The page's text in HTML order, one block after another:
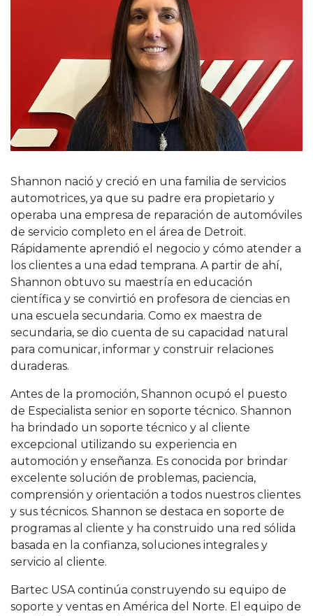
Shannon nació y creció en una familia de servicios
automotrices, ya que su padre era propietario y
operaba una empresa de reparación de automóviles
de servicio completo en el área de Detroit.
Rápidamente aprendió el negocio y cómo atender a
los clientes a una edad temprana. A partir de ahí,
Shannon obtuvo su maestría en educación
científica y se convirtió en profesora de ciencias en
una escuela secundaria. Como ex maestra de
secundaria, se dio cuenta de su capacidad natural
para comunicar, informar y construir relaciones
duraderas.
Antes de la promoción, Shannon ocupó el puesto
de Especialista senior en soporte técnico. Shannon
ha brindado un soporte técnico y al cliente
excepcional utilizando su experiencia en
automoción y enseñanza. Es conocida por brindar
excelente solución de problemas, paciencia,
comprensión y orientación a todos nuestros clientes
y sus técnicos. Shannon se destaca en soporte de
programas al cliente y ha construido una red sólida
basada en la confianza, soluciones integrales y
servicio al cliente.
Bartec USA continúa construyendo su equipo de
soporte y ventas en América del Norte. El equipo de